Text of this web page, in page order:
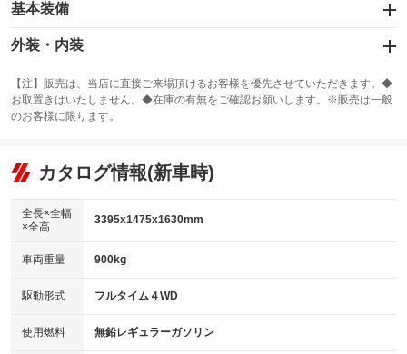
基本装備
エアバッグ：運転席/助手席
：装備あり
：装備なし
サンルーフ
：装備なし ABS
リフトアップ
：装備なし
：装備なし
パワーウィンドウ
アイドリングストップ
：装備あり
USB入力端子
：装備あり
100V電源
：装備なし
外装・内装
カーナビ：SDナビ
：装備あり
TV：フルセグ
：装備あり
ビジュアル：-／DVD再生
：装備あり
：装備あり
革シート
キーレス
HID(キセノンライト)
：装備なし
バックカメラ
：装備あり
【注】販売は、当店に直接ご来場頂けるお客様を優先させていただきます。◆
お取置きはいたしません。◆在庫の有無をご確認お願いします。※販売は一般
のお客様に限ります。
カタログ情報(新車時)
全長×全幅
×全高
3395x1475x1630mm
車両重量 900kg
駆動形式 フルタイム４WD
使用燃料 無鉛レギュラーガソリン